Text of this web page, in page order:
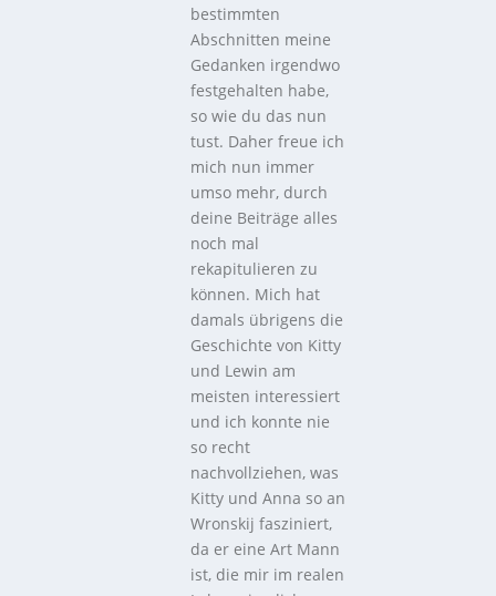
bestimmten
Abschnitten meine
Gedanken irgendwo
festgehalten habe,
so wie du das nun
tust. Daher freue ich
mich nun immer
umso mehr, durch
deine Beiträge alles
noch mal
rekapitulieren zu
können. Mich hat
damals übrigens die
Geschichte von Kitty
und Lewin am
meisten interessiert
und ich konnte nie
so recht
nachvollziehen, was
Kitty und Anna so an
Wronskij fasziniert,
da er eine Art Mann
ist, die mir im realen